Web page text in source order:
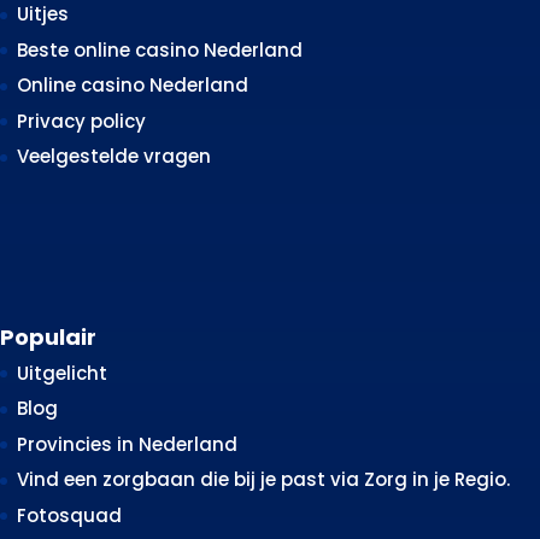
Uitjes
Beste online casino Nederland
Online casino Nederland
Privacy policy
Veelgestelde vragen
Populair
Uitgelicht
Blog
Provincies in Nederland
Vind een zorgbaan die bij je past via Zorg in je Regio.
Fotosquad